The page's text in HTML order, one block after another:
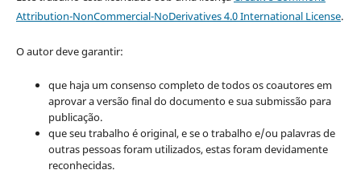
Attribution-NonCommercial-NoDerivatives 4.0 International License.
O autor deve garantir:
que haja um consenso completo de todos os coautores em
aprovar a versão final do documento e sua submissão para
publicação.
que seu trabalho é original, e se o trabalho e/ou palavras de
outras pessoas foram utilizados, estas foram devidamente
reconhecidas.